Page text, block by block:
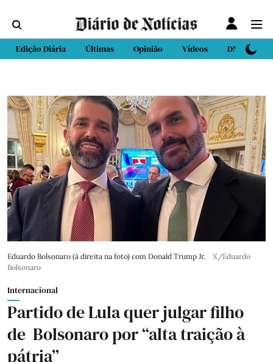
Edição Diária Últimas Opinião Vídeos DN Sport
Eduardo Bolsonaro (à direita na foto) com Donald Trump Jr.
X/Eduardo
Bolsonaro
Internacional
Partido de Lula quer julgar filho
de Bolsonaro por “alta traição à
pátria”